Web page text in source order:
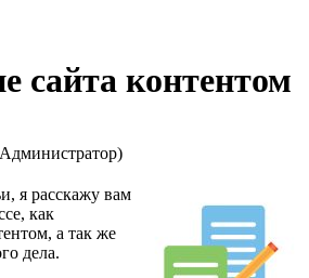
сайта контентом
я расскажу вам
как
а так же
дела.